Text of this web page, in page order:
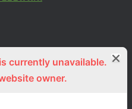
Cafe
ารอินทรีย์
currently unavailable.
owner.